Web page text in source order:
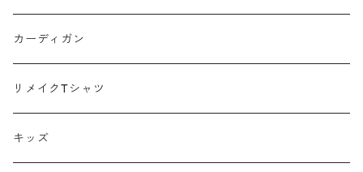
スウェット
ポロシャツ
カーディガン
リメイクTシャツ
キッズ